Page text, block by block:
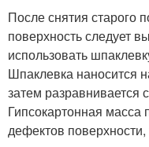
После снятия старого
поверхность следует
использовать
Шпаклевка наносится
затем
Гипсокартонная
дефектов